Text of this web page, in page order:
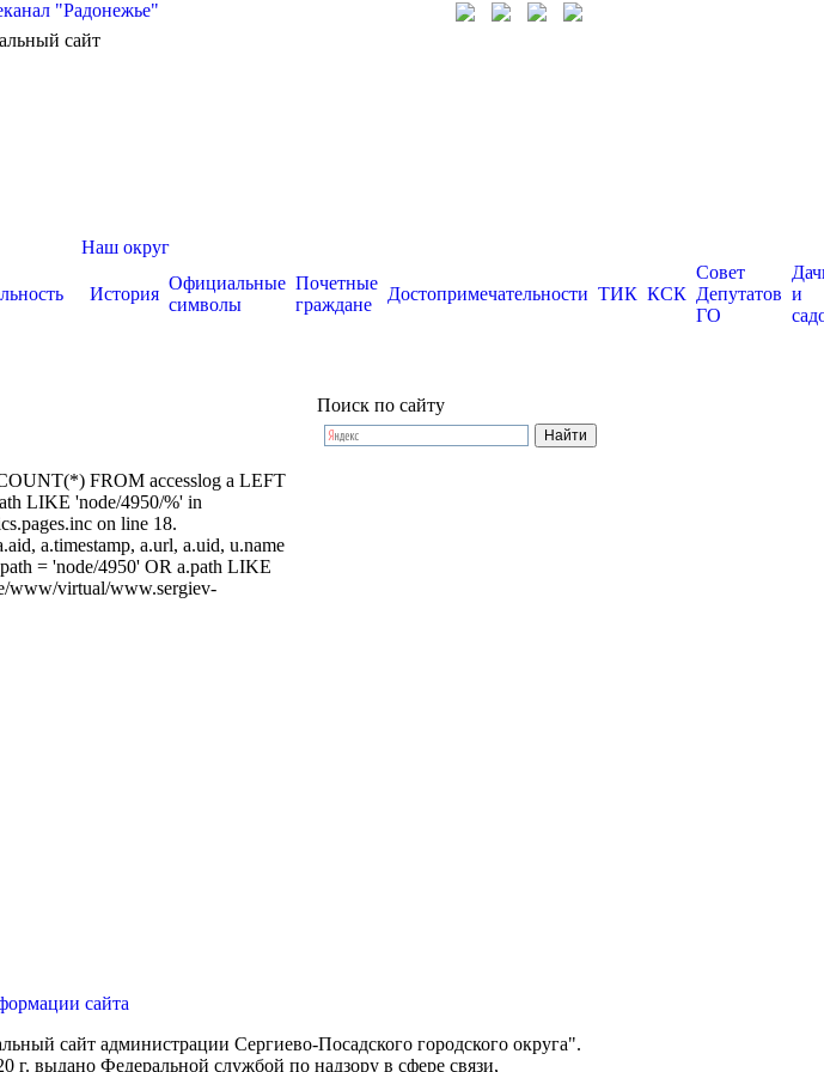
"Радонежье"
сайт
Наш округ
История
Официальные
символы
Почетные
граждане
Достопримечательности ТИК КСК
Совет
Депутатов
ГО
и
FROM accesslog a LEFT
LIKE 'node/4950/%' in
on line 18.
a.timestamp, a.url, a.uid, u.name
= 'node/4950' OR a.path LIKE
www/virtual/www.sergiev-
Поиск по сайту
сайта
сайт администрации Сергиево-Посадского городского округа".
выдано Федеральной службой по надзору в сфере связи,